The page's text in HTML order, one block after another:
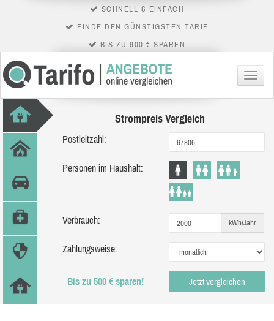
SCHNELL & EINFACH
FINDE DEN GÜNSTIGSTEN TARIF
BIS ZU 900 € SPAREN
Menü
Strompreis Vergleich
Postleitzahl:
Personen im Haushalt:
Verbrauch: kWh/Jahr
Zahlungsweise:
Bis zu 500 € sparen! Jetzt vergleichen